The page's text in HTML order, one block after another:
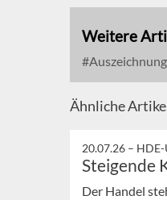
Weitere
Auszeichnung
Ähnliche
20.07.26 –
Steigende
Der Handel